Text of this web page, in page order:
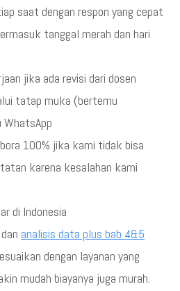
saat dengan respon yang cepat
tanggal merah dan hari
jika ada revisi dari dosen
tatap muka (bertemu
100% jika kami tidak bisa
karena kesalahan kami
di Indonesia
dan analisis data plus bab 4&5
dengan layanan yang
mudah biayanya juga murah.